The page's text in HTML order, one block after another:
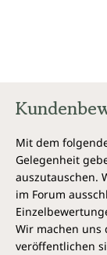
Ein Muss für
noch am Weg
GoYoga
Fran Costigans
passionierter
haben. Ob er
Viviani
Mit dem
Gelegenheit
auszutauschen.
im Forum
Wir machen uns
veröffentlichen